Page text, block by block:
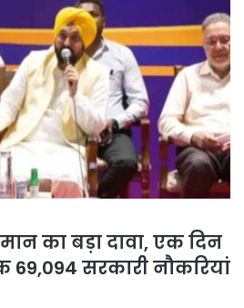
का बड़ा दावा, एक दिन
सरकारी नौकरियां